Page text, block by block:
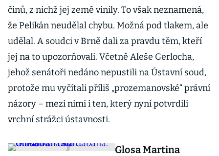
činů, z nichž jej země vinily. To však neznamená,
že Pelikán neudělal chybu. Možná pod tlakem, ale
udělal. A soudci v Brně dali za pravdu těm, kteří
jej na to upozorňovali. Včetně Aleše Gerlocha,
jehož senátoři nedáno nepustili na Ústavní soud,
protože mu vyčítali příliš „prozemanovské“ právní
názory – mezi nimi i ten, který nyní potvrdili
vrchní strážci ústavnosti.
Glosa Martina